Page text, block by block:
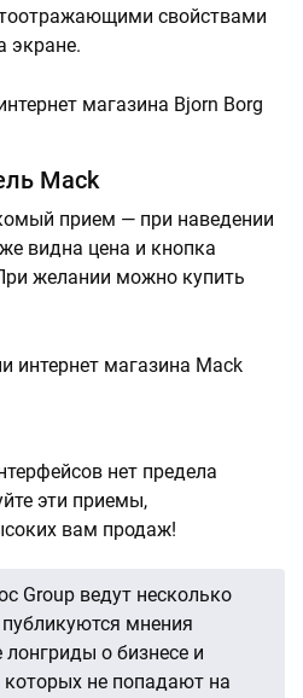
свойствами
экране.
Mack
прием — при наведении
видна цена и кнопка
желании можно купить
нет предела
эти приемы,
вам продаж!
Group ведут несколько
мнения
лонгриды о бизнесе и
которых не попадают на